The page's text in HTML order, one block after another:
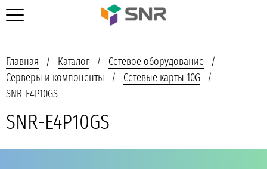
Главная Каталог
Сетевое оборудование
Серверы и компоненты
Сетевые карты 10G
SNR-E4P10GS
SNR-E4P10GS